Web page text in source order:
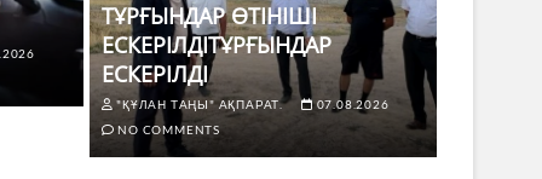
жүргізушілері үшін не
NO COMMENTS
ТҰРҒЫНДАР ӨТІНІШІ
ЕСКЕРІЛДІТҰРҒЫНДАР
ЕСКЕРІЛДІ
"ҚҰЛАН ТАҢЫ" АҚПАРАТ.
07.08.2026
NO COMMENTS